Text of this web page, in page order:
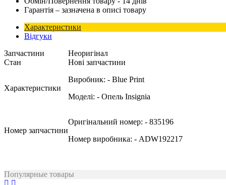
Гарантія – зазначена в описі товару
Характеристики
Відгуки
Запчастини
Неоригінал
Стан
Нові запчастини
Характеристики
Виробник: - Blue Print
Моделі: - Опель Insignia
Номер запчастини
Оригінальний номер: - 835196
Номер виробника: - ADW192217
Популярные товары